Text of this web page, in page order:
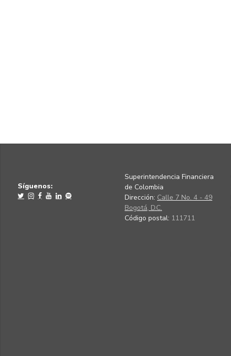
Síguenos:
Superintendencia Financiera
de Colombia
Dirección: Calle 7 No. 4 - 49
Bogotá, D.C.
Código postal: 111711